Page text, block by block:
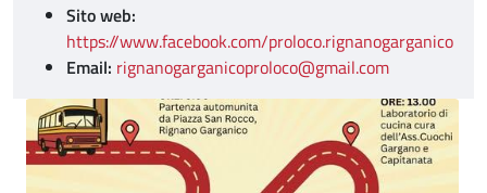
Sito web:
https://www.facebook.com/proloco.rignanogarganico
Email: rignanogarganicoproloco@gmail.com